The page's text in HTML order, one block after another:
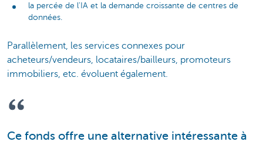
la percée de l'IA et la demande croissante de centres de
données.
Parallèlement, les services connexes pour
acheteurs/vendeurs, locataires/bailleurs, promoteurs
immobiliers, etc. évoluent également.
Ce fonds offre une alternative intéressante à